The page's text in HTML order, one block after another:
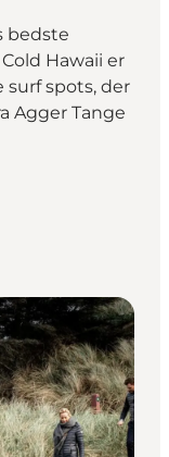
bedste
Hawaii er
surf spots, der
Agger Tange